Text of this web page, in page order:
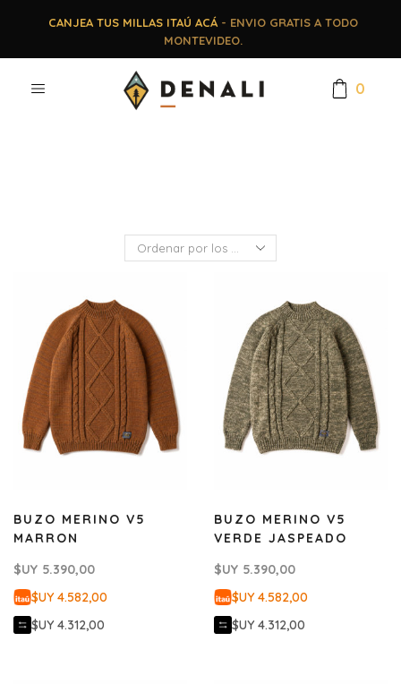
CANJEA TUS MILLAS ITAÚ ACÁ- ENVIO GRATIS A TODO
MONTEVIDEO.
0
BUZO MERINO V5
MARRON
$UY 5.390,00
$UY 4.582,00
$UY 4.312,00
BUZO MERINO V5
VERDE JASPEADO
$UY 5.390,00
$UY 4.582,00
$UY 4.312,00